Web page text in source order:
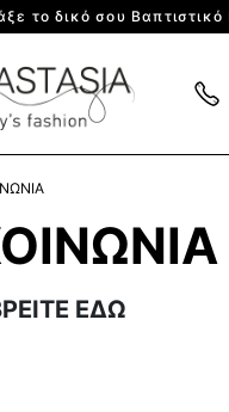
το δικό σου
ΕΔΩ